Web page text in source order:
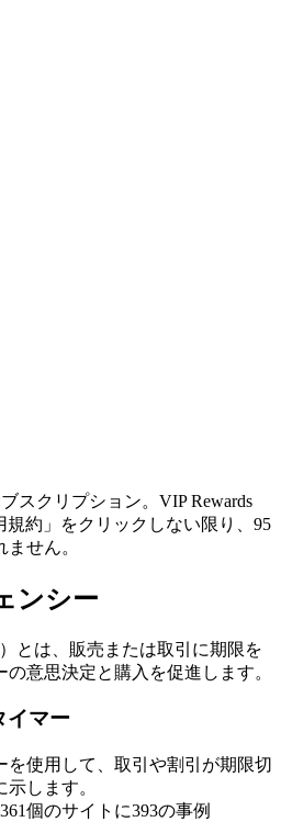
スクリプション。VIP Rewards
規約」をクリックしない限り、95
せん。
ンシー
とは、販売または取引に期限を
意思決定と購入を促進します。
イマー
を使用して、取引や割引が期限切
します。
個のサイトに393の事例